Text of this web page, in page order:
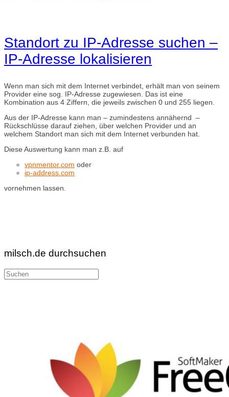
Standort zu IP-Adresse suchen –
IP-Adresse lokalisieren
Wenn man sich mit dem Internet verbindet, erhält man von seinem
Provider eine sog. IP-Adresse zugewiesen. Das ist eine
Kombination aus 4 Ziffern, die jeweils zwischen 0 und 255 liegen.
Aus der IP-Adresse kann man – zumindestens annähernd –
Rückschlüsse darauf ziehen, über welchen Provider und an
welchem Standort man sich mit dem Internet verbunden hat.
Diese Auswertung kann man z.B. auf
vpnmentor.com oder
ip-address.com
vornehmen lassen.
milsch.de durchsuchen
Suche
nach: